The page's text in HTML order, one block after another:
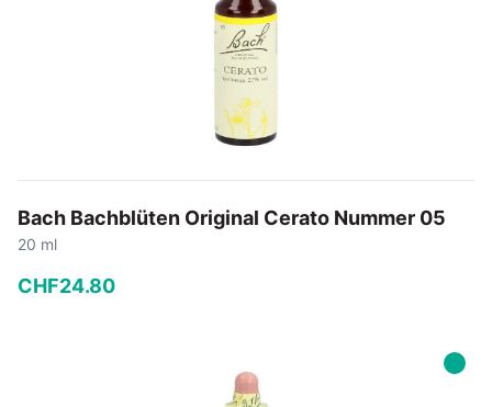
Bach Bachblüten Original Cerato Nummer 05
20 ml
CHF24.80
In den Warenkorb